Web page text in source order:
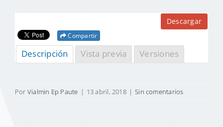
Descargar
Compartir
Descripción Vista previa Versiones
Por Vialmin Ep Paute | 13 abril, 2018 | Sin comentarios